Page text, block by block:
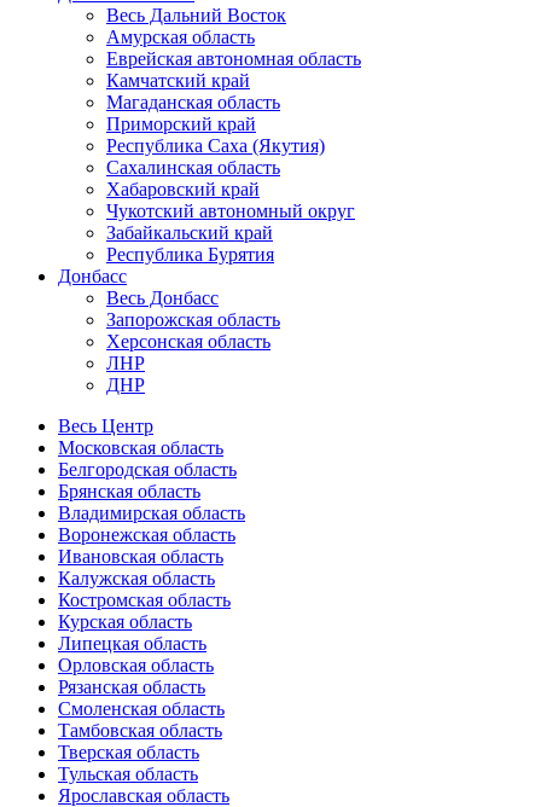
Весь Дальний Восток
Амурская область
Еврейская автономная область
Камчатский край
Магаданская область
Приморский край
Республика Саха (Якутия)
Сахалинская область
Хабаровский край
Чукотский автономный округ
Забайкальский край
Республика Бурятия
Донбасс
Весь Донбасс
Запорожская область
Херсонская область
ЛНР
ДНР
Весь Центр
Московская область
Белгородская область
Брянская область
Владимирская область
Воронежская область
Ивановская область
Калужская область
Костромская область
Курская область
Липецкая область
Орловская область
Рязанская область
Смоленская область
Тамбовская область
Тверская область
Тульская область
Ярославская область